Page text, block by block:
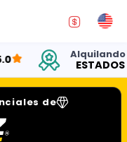
Alquilando
ESTADOS
de